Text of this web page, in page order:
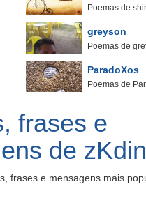
Poemas de
greyson
Poemas de
ParadoXos
Poemas de
frases e
de
frases e mensagens mais